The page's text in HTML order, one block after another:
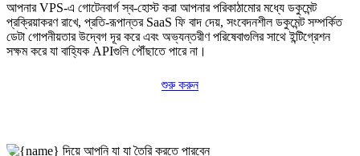
আপনার VPS-এ গোটেনবার্গ স্ব-হোস্ট করা আপনার পরিকাঠামোর মধ্যে ডকুমেন্ট
প্রক্রিয়াকরণ রাখে, প্রতি-রূপান্তর SaaS ফি বাদ দেয়, সংবেদনশীল ডকুমেন্ট সম্পর্কিত
ডেটা গোপনীয়তার উদ্বেগ দূর করে এবং অভ্যন্তরীণ পরিষেবাগুলির সাথে ইন্টিগ্রেশন
সক্ষম করে যা বাহ্যিক APIগুলি পৌঁছাতে পারে না।
শুরু করুন